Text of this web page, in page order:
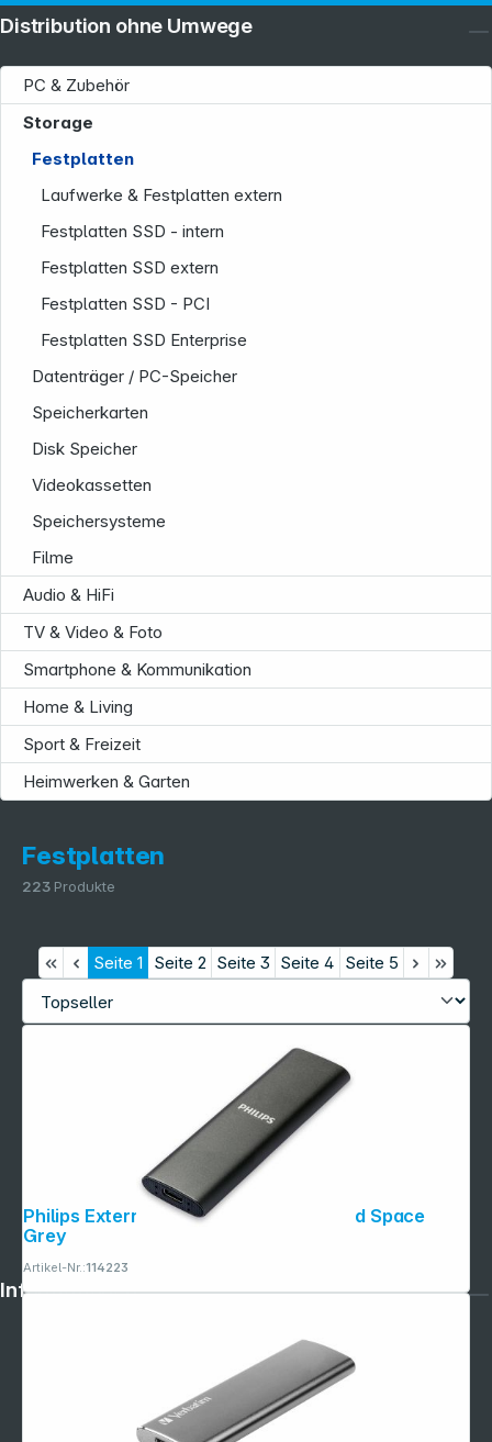
PC & Zubehör
Storage
Festplatten
Laufwerke & Festplatten extern
Festplatten SSD - intern
Festplatten SSD extern
Festplatten SSD - PCI
Festplatten SSD Enterprise
Datenträger / PC-Speicher
Speicherkarten
Disk Speicher
Videokassetten
Speichersysteme
Filme
Audio & HiFi
TV & Video & Foto
Smartphone & Kommunikation
Home & Living
Sport & Freizeit
Heimwerken & Garten
Festplatten
223 Produkte
Seite 1 Seite 2 Seite 3 Seite 4 Seite 5
Philips Externe SSD 500GB Ultra Speed Space
Grey
Artikel-Nr.:114223
Distribution ohne Umwege
Service
Informationen